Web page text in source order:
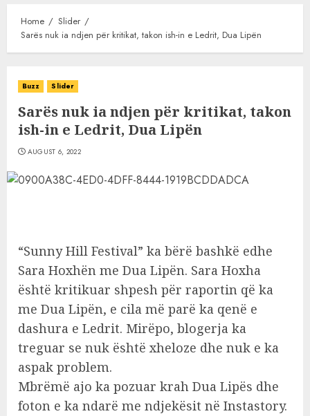
Home
Slider
Sarës nuk ia ndjen për kritikat, takon ish-in e Ledrit, Dua Lipën
Buzz Slider
Sarës nuk ia ndjen për kritikat, takon
ish-in e Ledrit, Dua Lipën
AUGUST 6, 2022
“Sunny Hill Festival” ka bërë bashkë edhe
Sara Hoxhën me Dua Lipën. Sara Hoxha
është kritikuar shpesh për raportin që ka
me Dua Lipën, e cila më parë ka qenë e
dashura e Ledrit. Mirëpo, blogerja ka
treguar se nuk është xheloze dhe nuk e ka
aspak problem.
Mbrëmë ajo ka pozuar krah Dua Lipës dhe
foton e ka ndarë me ndjekësit në Instastory.